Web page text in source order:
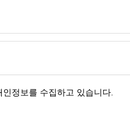
정보를 수집하고 있습니다.